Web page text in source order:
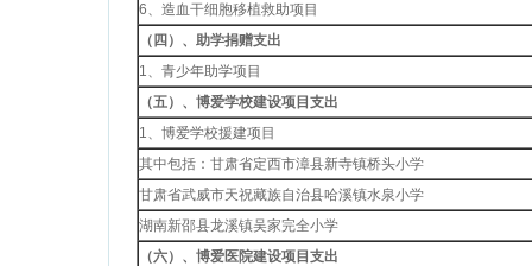
6、造血干细胞移植救助项目
（四）、助学捐赠支出
1、青少年助学项目
（五）、博爱学校建设项目支出
1、博爱学校援建项目
其中包括：甘肃省定西市漳县新寺镇桥头小学
甘肃省武威市天祝藏族自治县哈溪镇水泉小学
湖南新邵县龙溪镇吴家完全小学
（六）、博爱医院建设项目支出